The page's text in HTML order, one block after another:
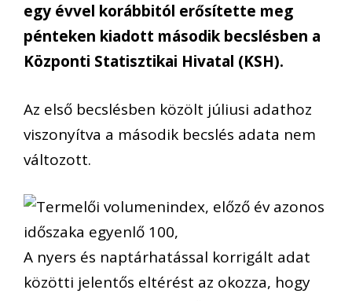
egy évvel korábbitól erősítette meg
pénteken kiadott második becslésben a
Központi Statisztikai Hivatal (KSH).
Az első becslésben közölt júliusi adathoz
viszonyítva a második becslés adata nem
változott.
A nyers és naptárhatással korrigált adat
közötti jelentős eltérést az okozza, hogy